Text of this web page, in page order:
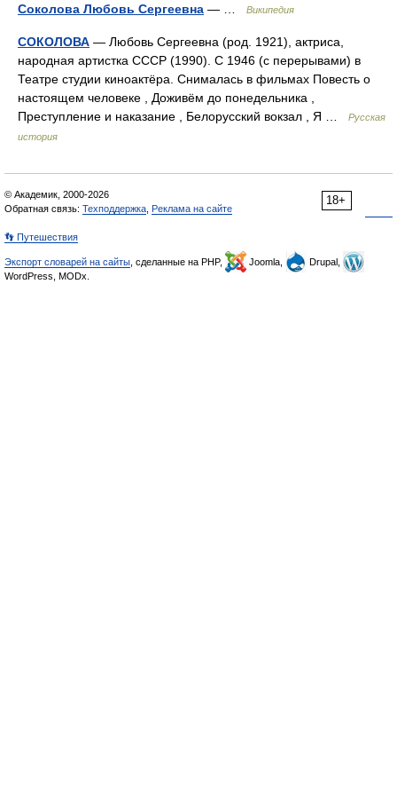
Соколова Любовь Сергеевна — … Википедия
СОКОЛОВА — Любовь Сергеевна (род. 1921), актриса,
народная артистка СССР (1990). С 1946 (с перерывами) в
Театре студии киноактёра. Снималась в фильмах Повесть о
настоящем человеке , Доживём до понедельника ,
Преступление и наказание , Белорусский вокзал , Я …
Русская
история
18+
© Академик, 2000-2026
Обратная связь: Техподдержка Реклама на сайте
👣 Путешествия
Экспорт словарей на сайты , сделанные на PHP, Joomla,
Drupal,
WordPress, MODx.